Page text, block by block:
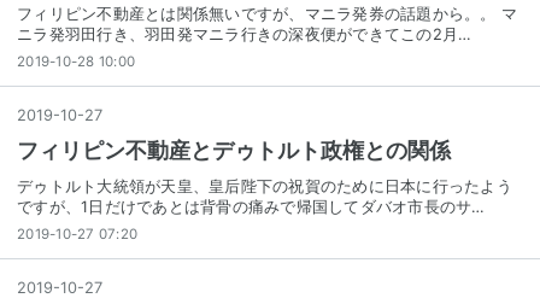
フィリピン不動産とは関係無いですが、マニラ発券の話題から。。 マ
ニラ発羽田行き、羽田発マニラ行きの深夜便ができてこの2月…
2019-10-28 10:00
2019-10-27
フィリピン不動産とデゥトルト政権との関係
デゥトルト大統領が天皇、皇后陛下の祝賀のために日本に行ったよう
ですが、1日だけであとは背骨の痛みで帰国してダバオ市長のサ…
2019-10-27 07:20
2019-10-27